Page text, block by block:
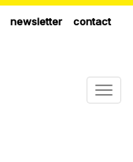
newsletter contact